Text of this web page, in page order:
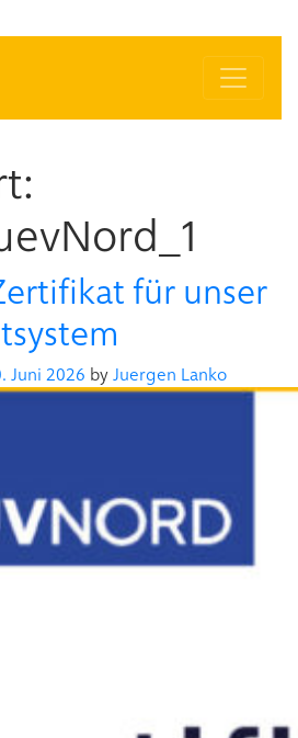
für unser
Juni 2026 byJuergen Lanko